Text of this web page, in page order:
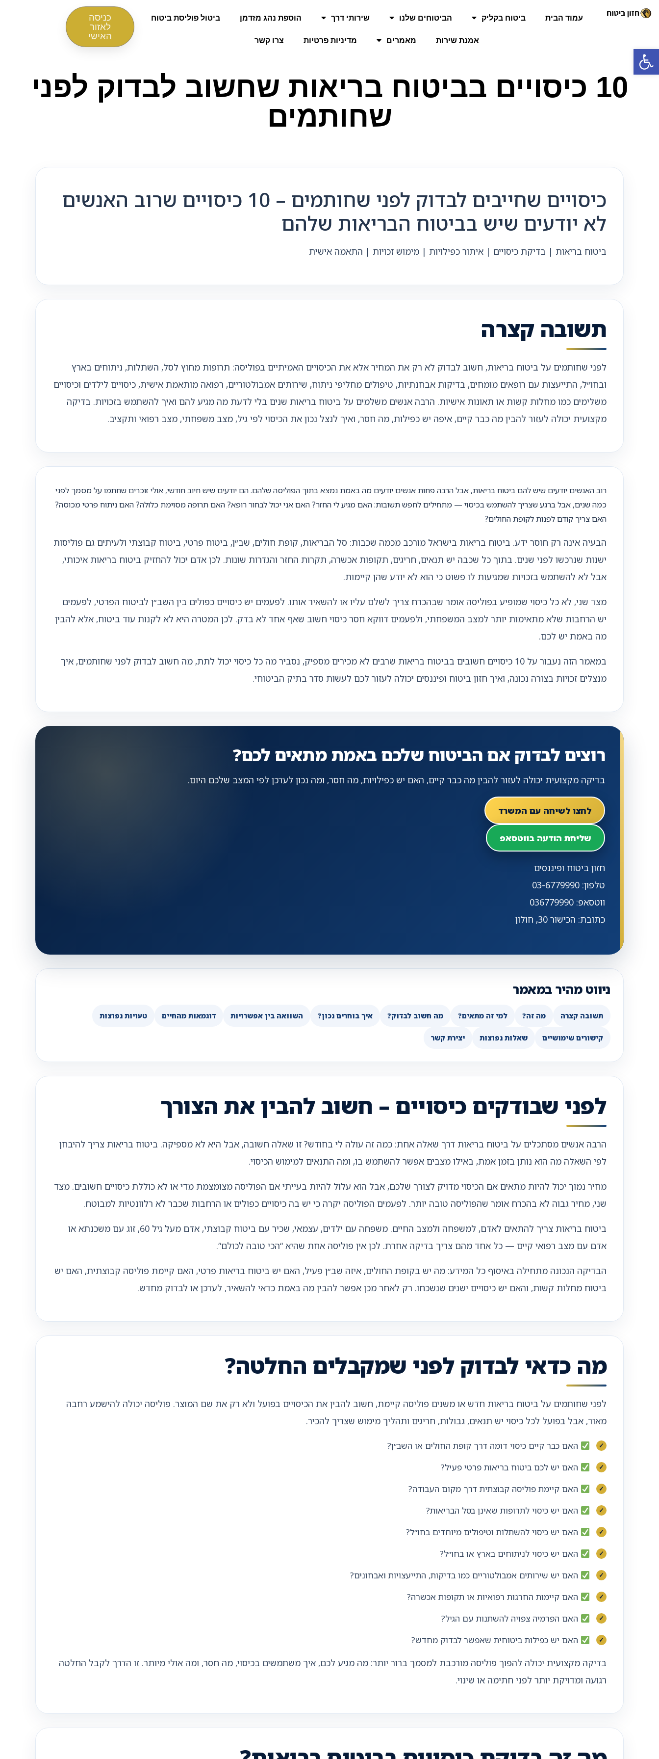
פתח סרגל נגישות
עמוד הבית ביטוח בקליק הביטוחים שלנו שירותי דרך הוספת נהג מזדמן ביטול פוליסת ביטוח
אמנת שירות מאמרים מדיניות פרטיות צרו קשר
כניסה
לאזור
האישי
10 כיסויים בביטוח בריאות שחשוב לבדוק לפני
שחותמים
כיסויים שחייבים לבדוק לפני שחותמים – 10 כיסויים שרוב האנשים
לא יודעים שיש בביטוח הבריאות שלהם
ביטוח בריאות | בדיקת כיסויים | איתור כפילויות | מימוש זכויות | התאמה אישית
תשובה קצרה
לפני שחותמים על ביטוח בריאות, חשוב לבדוק לא רק את המחיר אלא את הכיסויים האמיתיים בפוליסה: תרופות מחוץ לסל, השתלות, ניתוחים בארץ
ובחו״ל, התייעצות עם רופאים מומחים, בדיקות אבחנתיות, טיפולים מחליפי ניתוח, שירותים אמבולטוריים, רפואה מותאמת אישית, כיסויים לילדים וכיסויים
משלימים כמו מחלות קשות או תאונות אישיות. הרבה אנשים משלמים על ביטוח בריאות שנים בלי לדעת מה מגיע להם ואיך להשתמש בזכויות. בדיקה
מקצועית יכולה לעזור להבין מה כבר קיים, איפה יש כפילות, מה חסר, ואיך לנצל נכון את הכיסוי לפי גיל, מצב משפחתי, מצב רפואי ותקציב.
רוב האנשים יודעים שיש להם ביטוח בריאות, אבל הרבה פחות אנשים יודעים מה באמת נמצא בתוך הפוליסה שלהם. הם יודעים שיש חיוב חודשי, אולי זוכרים שחתמו על מסמך לפני
כמה שנים, אבל ברגע שצריך להשתמש בכיסוי — מתחילים לחפש תשובות: האם מגיע לי החזר? האם אני יכול לבחור רופא? האם תרופה מסוימת כלולה? האם ניתוח פרטי מכוסה?
האם צריך קודם לפנות לקופת החולים?
הבעיה אינה רק חוסר ידע. ביטוח בריאות בישראל מורכב מכמה שכבות: סל הבריאות, קופת חולים, שב״ן, ביטוח פרטי, ביטוח קבוצתי ולעיתים גם פוליסות
ישנות שנרכשו לפני שנים. בתוך כל שכבה יש תנאים, חריגים, תקופות אכשרה, תקרות החזר והגדרות שונות. לכן אדם יכול להחזיק ביטוח בריאות איכותי,
אבל לא להשתמש בזכויות שמגיעות לו פשוט כי הוא לא יודע שהן קיימות.
מצד שני, לא כל כיסוי שמופיע בפוליסה אומר שבהכרח צריך לשלם עליו או להשאיר אותו. לפעמים יש כיסויים כפולים בין השב״ן לביטוח הפרטי, לפעמים
יש הרחבות שלא מתאימות יותר למצב המשפחתי, ולפעמים דווקא חסר כיסוי חשוב שאף אחד לא בדק. לכן המטרה היא לא לקנות עוד ביטוח, אלא להבין
מה באמת יש לכם.
במאמר הזה נעבור על 10 כיסויים חשובים בביטוח בריאות שרבים לא מכירים מספיק, נסביר מה כל כיסוי יכול לתת, מה חשוב לבדוק לפני שחותמים, איך
מנצלים זכויות בצורה נכונה, ואיך חזון ביטוח ופיננסים יכולה לעזור לכם לעשות סדר בתיק הביטוחי.
רוצים לבדוק אם הביטוח שלכם באמת מתאים לכם?
בדיקה מקצועית יכולה לעזור להבין מה כבר קיים, האם יש כפילויות, מה חסר, ומה נכון לעדכן לפי המצב שלכם היום.
לחצו לשיחה עם המשרד
שליחת הודעה בווטסאפ
חזון ביטוח ופיננסים
טלפון: 03-6779990
ווטסאפ: 036779990
כתובת: הכישור 30, חולון
ניווט מהיר במאמר
תשובה קצרה מה זה? למי זה מתאים? מה חשוב לבדוק? איך בוחרים נכון? השוואה בין אפשרויות דוגמאות מהחיים טעויות נפוצות
קישורים שימושיים שאלות נפוצות יצירת קשר
לפני שבודקים כיסויים – חשוב להבין את הצורך
הרבה אנשים מסתכלים על ביטוח בריאות דרך שאלה אחת: כמה זה עולה לי בחודש? זו שאלה חשובה, אבל היא לא מספיקה. ביטוח בריאות צריך להיבחן
לפי השאלה מה הוא נותן בזמן אמת, באילו מצבים אפשר להשתמש בו, ומה התנאים למימוש הכיסוי.
מחיר נמוך יכול להיות מתאים אם הכיסוי מדויק לצורך שלכם, אבל הוא עלול להיות בעייתי אם הפוליסה מצומצמת מדי או לא כוללת כיסויים חשובים. מצד
שני, מחיר גבוה לא בהכרח אומר שהפוליסה טובה יותר. לפעמים הפוליסה יקרה כי יש בה כיסויים כפולים או הרחבות שכבר לא רלוונטיות למבוטח.
ביטוח בריאות צריך להתאים לאדם, למשפחה ולמצב החיים. משפחה עם ילדים, עצמאי, שכיר עם ביטוח קבוצתי, אדם מעל גיל 60, זוג עם משכנתא או
אדם עם מצב רפואי קיים — כל אחד מהם צריך בדיקה אחרת. לכן אין פוליסה אחת שהיא “הכי טובה לכולם”.
הבדיקה הנכונה מתחילה באיסוף כל המידע: מה יש בקופת החולים, איזה שב״ן פעיל, האם יש ביטוח בריאות פרטי, האם קיימת פוליסה קבוצתית, האם יש
ביטוח מחלות קשות, והאם יש כיסויים ישנים שנשכחו. רק לאחר מכן אפשר להבין מה באמת כדאי להשאיר, לעדכן או לבדוק מחדש.
מה כדאי לבדוק לפני שמקבלים החלטה?
לפני שחותמים על ביטוח בריאות חדש או משנים פוליסה קיימת, חשוב להבין את הכיסויים בפועל ולא רק את שם המוצר. פוליסה יכולה להישמע רחבה
מאוד, אבל בפועל לכל כיסוי יש תנאים, גבולות, חריגים ותהליך מימוש שצריך להכיר.
האם כבר קיים כיסוי דומה דרך קופת החולים או השב״ן?
האם יש לכם ביטוח בריאות פרטי פעיל?
האם קיימת פוליסה קבוצתית דרך מקום העבודה?
האם יש כיסוי לתרופות שאינן בסל הבריאות?
האם יש כיסוי להשתלות וטיפולים מיוחדים בחו״ל?
האם יש כיסוי לניתוחים בארץ או בחו״ל?
האם יש שירותים אמבולטוריים כמו בדיקות, התייעצויות ואבחונים?
האם קיימות החרגות רפואיות או תקופות אכשרה?
האם הפרמיה צפויה להשתנות עם הגיל?
האם יש כפילות ביטוחית שאפשר לבדוק מחדש?
בדיקה מקצועית יכולה להפוך פוליסה מורכבת למסמך ברור יותר: מה מגיע לכם, איך משתמשים בכיסוי, מה חסר, ומה אולי מיותר. זו הדרך לקבל החלטה
רגועה ומדויקת יותר לפני חתימה או שינוי.